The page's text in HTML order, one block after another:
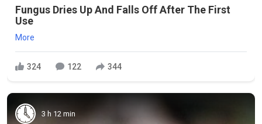
Fungus Dries Up And Falls Off After The First
Use
More
324 122 344
3 h 12 min